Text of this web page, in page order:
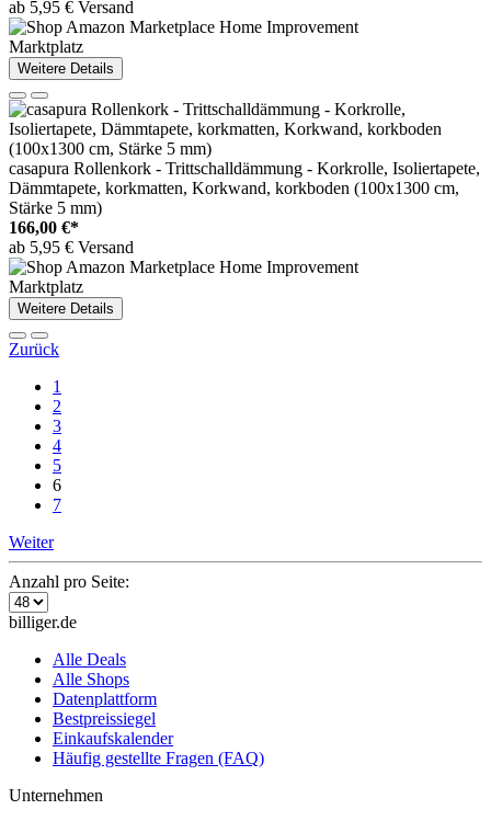
ab 5,95 € Versand
Marktplatz
Weitere Details
casapura Rollenkork - Trittschalldämmung - Korkrolle, Isoliertapete,
Dämmtapete, korkmatten, Korkwand, korkboden (100x1300 cm,
Stärke 5 mm)
166,00 €*
ab 5,95 € Versand
Marktplatz
Weitere Details
Zurück
1
2
3
4
5
6
7
Weiter
Anzahl pro Seite:
billiger.de
Alle Deals
Alle Shops
Datenplattform
Bestpreissiegel
Einkaufskalender
Häufig gestellte Fragen (FAQ)
Unternehmen